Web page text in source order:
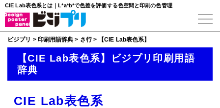
CIE Lab表色系とは｜L*a*b*で色差を評価する色空間と印刷の色管理
ビジプリ > 印刷用語辞典 > さ行> 【CIE Lab表色系】
【CIE Lab表色系】ビジプリ印刷用語
辞典
CIE Lab表色系